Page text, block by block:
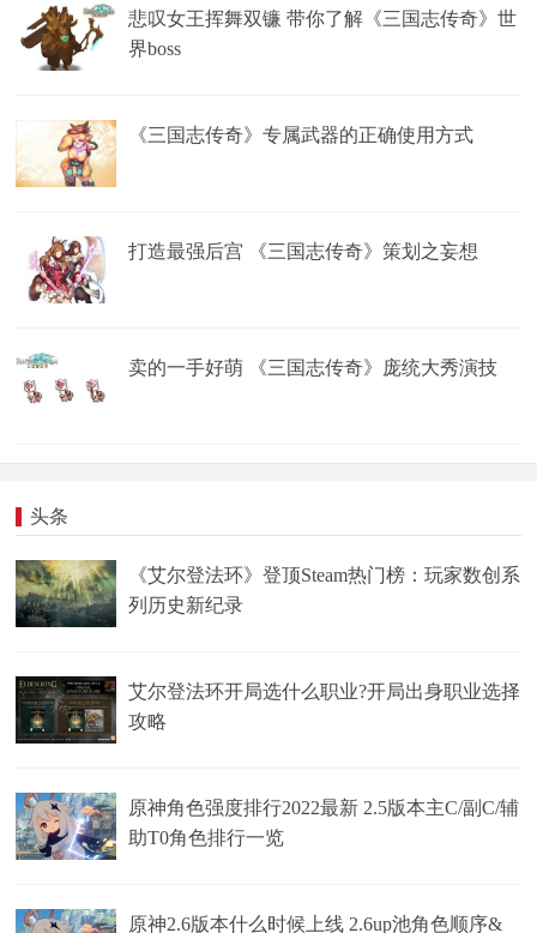
悲叹女王挥舞双镰 带你了解《三国志传奇》世
界boss
《三国志传奇》专属武器的正确使用方式
打造最强后宫 《三国志传奇》策划之妄想
卖的一手好萌 《三国志传奇》庞统大秀演技
头条
《艾尔登法环》登顶Steam热门榜：玩家数创系
列历史新纪录
艾尔登法环开局选什么职业?开局出身职业选择
攻略
原神角色强度排行2022最新 2.5版本主C/副C/辅
助T0角色排行一览
原神2.6版本什么时候上线 2.6up池角色顺序&